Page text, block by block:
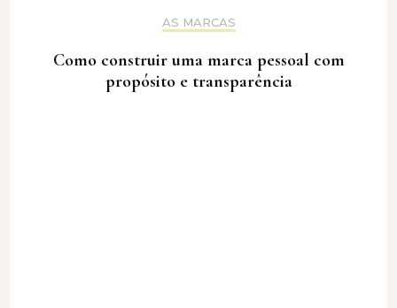
AS MARCAS
Como construir uma marca pessoal com
propósito e transparência